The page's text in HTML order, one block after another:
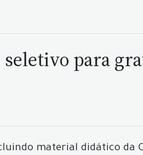
seletivo para
material didático da